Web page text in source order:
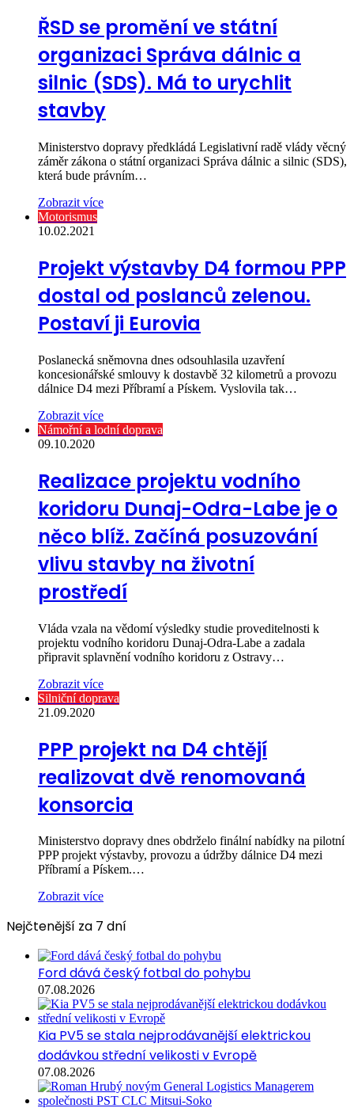
ŘSD se promění ve státní
organizaci Správa dálnic a
silnic (SDS). Má to urychlit
stavby
Ministerstvo dopravy předkládá Legislativní radě vlády věcný
záměr zákona o státní organizaci Správa dálnic a silnic (SDS),
která bude právním…
Zobrazit více
Motorismus
10.02.2021
Projekt výstavby D4 formou PPP
dostal od poslanců zelenou.
Postaví ji Eurovia
Poslanecká sněmovna dnes odsouhlasila uzavření
koncesionářské smlouvy k dostavbě 32 kilometrů a provozu
dálnice D4 mezi Příbramí a Pískem. Vyslovila tak…
Zobrazit více
Námořní a lodní doprava
09.10.2020
Realizace projektu vodního
koridoru Dunaj-Odra-Labe je o
něco blíž. Začíná posuzování
vlivu stavby na životní
prostředí
Vláda vzala na vědomí výsledky studie proveditelnosti k
projektu vodního koridoru Dunaj-Odra-Labe a zadala
připravit splavnění vodního koridoru z Ostravy…
Zobrazit více
Silniční doprava
21.09.2020
PPP projekt na D4 chtějí
realizovat dvě renomovaná
konsorcia
Ministerstvo dopravy dnes obdrželo finální nabídky na pilotní
PPP projekt výstavby, provozu a údržby dálnice D4 mezi
Příbramí a Pískem.…
Zobrazit více
Nejčtenější za 7 dní
Ford dává český fotbal do pohybu
07.08.2026
Kia PV5 se stala nejprodávanější elektrickou
dodávkou střední velikosti v Evropě
07.08.2026